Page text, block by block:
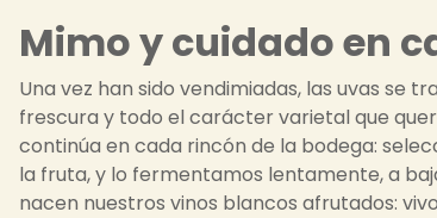
Mimo y cuidado en
Una vez han sido vendimiadas, las uvas se
frescura y todo el carácter varietal que
continúa en cada rincón de la bodega:
la fruta, y lo fermentamos lentamente, a
nacen nuestros vinos blancos afrutados: